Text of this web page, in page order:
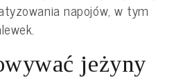
napojów, w tym
jeżyny